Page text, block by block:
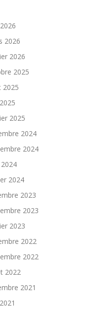
2026
2026
2025
2025
2025
2024
2024
2024
2023
2023
2023
2022
2022
2022
2021